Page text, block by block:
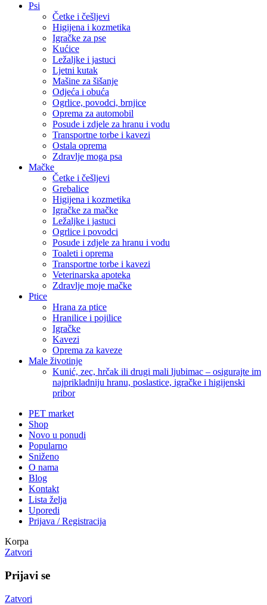
Psi
Četke i češljevi
Higijena i kozmetika
Igračke za pse
Kućice
Ležaljke i jastuci
Ljetni kutak
Mašine za šišanje
Odjeća i obuća
Ogrlice, povodci, brnjice
Oprema za automobil
Posude i zdjele za hranu i vodu
Transportne torbe i kavezi
Ostala oprema
Zdravlje moga psa
Mačke
Četke i češljevi
Grebalice
Higijena i kozmetika
Igračke za mačke
Ležaljke i jastuci
Ogrlice i povodci
Posude i zdjele za hranu i vodu
Toaleti i oprema
Transportne torbe i kavezi
Veterinarska apoteka
Zdravlje moje mačke
Ptice
Hrana za ptice
Hranilice i pojilice
Igračke
Kavezi
Oprema za kaveze
Male životinje
Kunić, zec, hrčak ili drugi mali ljubimac – osigurajte im
najprikladniju hranu, poslastice, igračke i higijenski
pribor
PET market
Shop
Novo u ponudi
Popularno
Sniženo
O nama
Blog
Kontakt
Lista želja
Uporedi
Prijava / Registracija
Korpa
Zatvori
Prijavi se
Zatvori